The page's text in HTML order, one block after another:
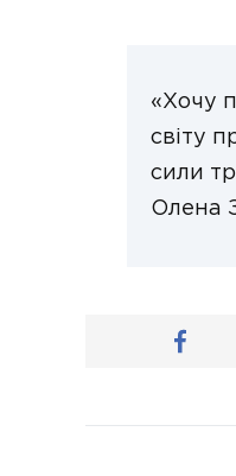
«Хочу
світу
сили
Олена